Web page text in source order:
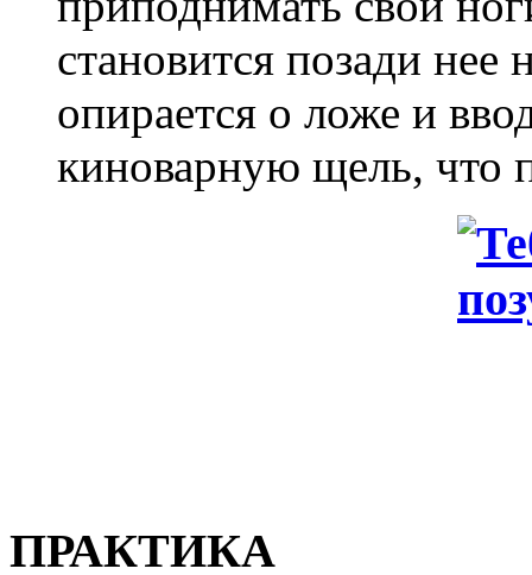
становится позади
опирается о ложе и
киноварную щель, что
ПРАКТИКА